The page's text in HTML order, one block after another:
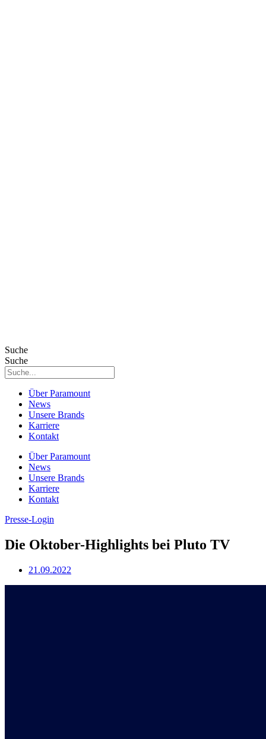
Suche
Suche
Über Paramount
News
Unsere Brands
Karriere
Kontakt
Über Paramount
News
Unsere Brands
Karriere
Kontakt
Presse-Login
Die Oktober-Highlights bei Pluto TV
21.09.2022